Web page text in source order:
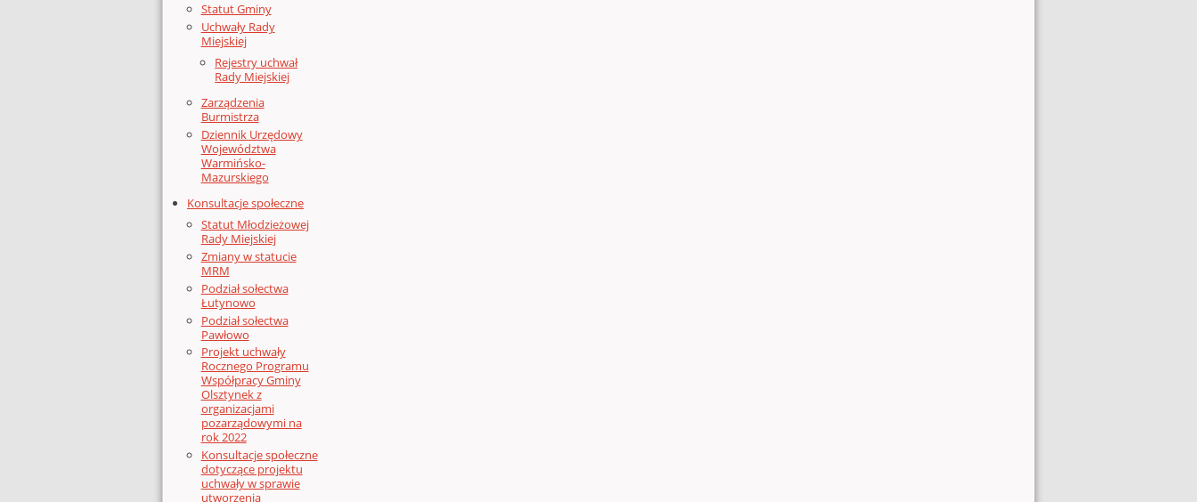
Statut Gminy
Uchwały Rady
Miejskiej
Rejestry uchwał
Rady Miejskiej
Zarządzenia
Burmistrza
Dziennik Urzędowy
Województwa
Warmińsko-
Mazurskiego
Konsultacje społeczne
Statut Młodzieżowej
Rady Miejskiej
Zmiany w statucie
MRM
Podział sołectwa
Łutynowo
Podział sołectwa
Pawłowo
Projekt uchwały
Rocznego Programu
Współpracy Gminy
Olsztynek z
organizacjami
pozarządowymi na
rok 2022
Konsultacje społeczne
dotyczące projektu
uchwały w sprawie
utworzenia